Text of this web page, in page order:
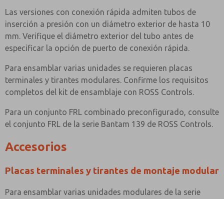
Las versiones con conexión rápida admiten tubos de
inserción a presión con un diámetro exterior de hasta 10
mm. Verifique el diámetro exterior del tubo antes de
especificar la opción de puerto de conexión rápida.
Para ensamblar varias unidades se requieren placas
terminales y tirantes modulares. Confirme los requisitos
completos del kit de ensamblaje con ROSS Controls.
Para un conjunto FRL combinado preconfigurado, consulte
el conjunto FRL de la serie Bantam 139 de ROSS Controls.
Accesorios
Placas terminales y tirantes de montaje modular
Para ensamblar varias unidades modulares de la serie